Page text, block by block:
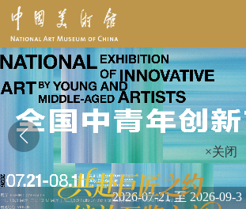
2026-04-28 至 2026-08-28
2026-07-21 至 2026-09-3
2026-05-20 至 2026-08-15
2026-08-02 至 2026-08-12
2026-08-02至 2026-09-02
2026-07-16 至 2026-08-11